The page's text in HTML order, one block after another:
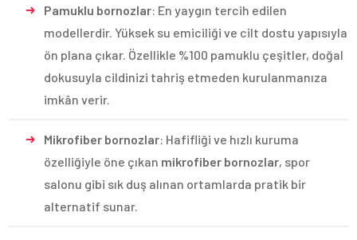
Pamuklu bornozlar: En yaygın tercih edilen
modellerdir. Yüksek su emiciliği ve cilt dostu yapısıyla
ön plana çıkar. Özellikle %100 pamuklu çeşitler, doğal
dokusuyla cildinizi tahriş etmeden kurulanmanıza
imkân verir.
Mikrofiber bornozlar: Hafifliği ve hızlı kuruma
özelliğiyle öne çıkan mikrofiber bornozlar, spor
salonu gibi sık duş alınan ortamlarda pratik bir
alternatif sunar.